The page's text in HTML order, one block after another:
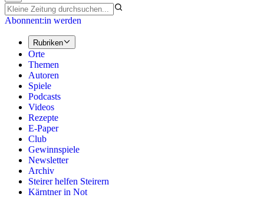
Abonnent:in werden
Rubriken
Orte
Themen
Autoren
Spiele
Podcasts
Videos
Rezepte
E-Paper
Club
Gewinnspiele
Newsletter
Archiv
Steirer helfen Steirern
Kärntner in Not